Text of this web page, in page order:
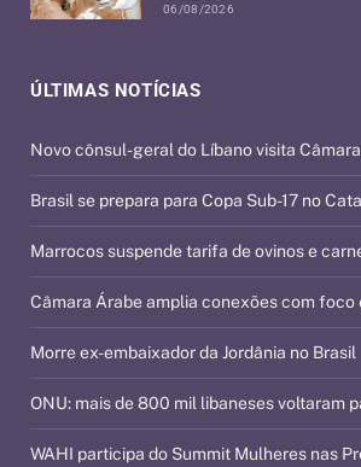
ÚLTIMAS NOTÍCIAS
Novo cônsul-geral do Líbano visita
Brasil se prepara para Copa Sub-17 no
Marrocos suspende tarifa de ovinos e
Câmara Árabe amplia conexões com foco
Morre ex-embaixador da Jordânia no Brasil
ONU: mais de 800 mil libaneses voltaram
WAHI participa do Summit Mulheres nas
06/08/2026